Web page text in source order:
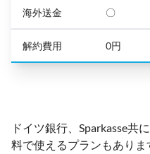
海外送金 〇
解約費用 0円
ドイツ銀行、Sparkasse共
料で使えるプランもあり